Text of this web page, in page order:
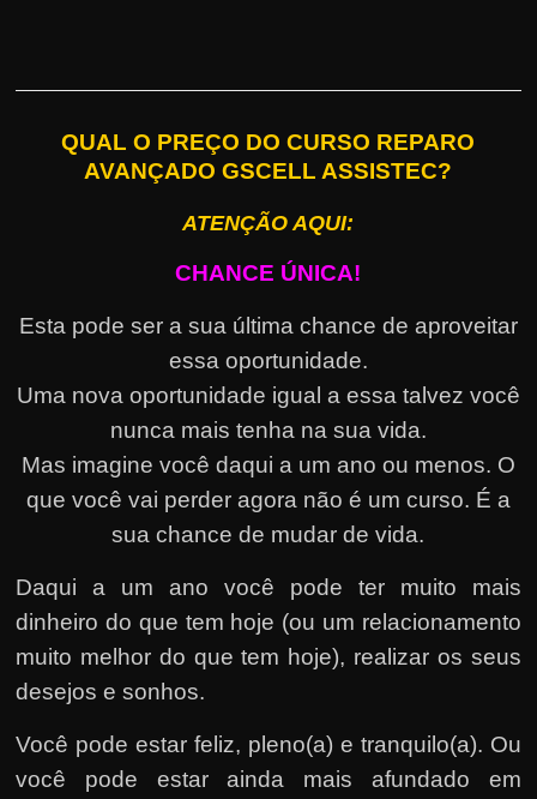
QUAL O PREÇO DO CURSO REPARO
AVANÇADO GSCELL ASSISTEC?
ATENÇÃO AQUI:
CHANCE ÚNICA!
Esta pode ser a sua última chance de aproveitar
essa oportunidade.
Uma nova oportunidade igual a essa talvez você
nunca mais tenha na sua vida.
Mas imagine você daqui a um ano ou menos. O
que você vai perder agora não é um curso. É a
sua chance de mudar de vida.
Daqui a um ano você pode ter muito mais
dinheiro do que tem hoje (ou um relacionamento
muito melhor do que tem hoje), realizar os seus
desejos e sonhos.
Você pode estar feliz, pleno(a) e tranquilo(a). Ou
você pode estar ainda mais afundado em